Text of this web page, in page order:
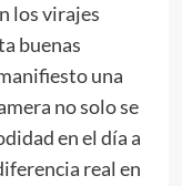
los virajes
buenas
una
no solo se
en el día a
real en